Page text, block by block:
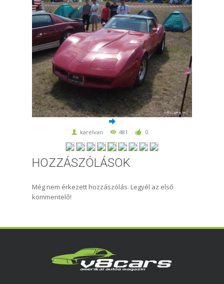
karelvan 481 0
HOZZÁSZÓLÁSOK
Még nem érkezett hozzászólás. Legyél az első
kommentelő!